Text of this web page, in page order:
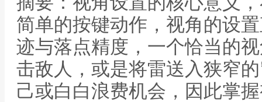
简单的按键动作，视角的设
迹与落点精度，一个恰当的
击敌人，或是将雷送入狭窄
己或白白浪费机会，因此掌